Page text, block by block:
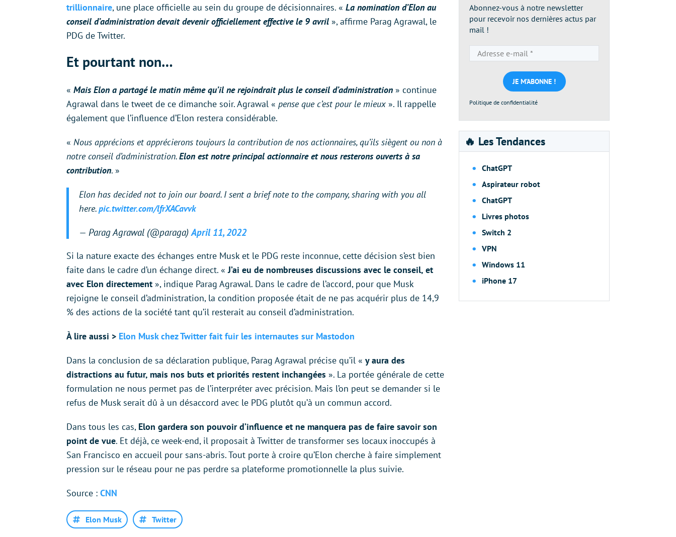
trillionnaire, une place officielle au sein du groupe de décisionnaires. « La nomination d’Elon au
conseil d’administration devait devenir officiellement effective le 9 avril », affirme Parag Agrawal, le
PDG de Twitter.
Et pourtant non…
« Mais Elon a partagé le matin même qu’il ne rejoindrait plus le conseil d’administration » continue
Agrawal dans le tweet de ce dimanche soir. Agrawal « pense que c’est pour le mieux ». Il rappelle
également que l’influence d’Elon restera considérable.
« Nous apprécions et apprécierons toujours la contribution de nos actionnaires, qu’ils siègent ou non à
notre conseil d’administration.Elon est notre principal actionnaire et nous resterons ouverts à sa
contribution. »
Elon has decided not to join our board. I sent a brief note to the company, sharing with you all
here.pic.twitter.com/lfrXACavvk
— Parag Agrawal (@paraga)April 11, 2022
Si la nature exacte des échanges entre Musk et le PDG reste inconnue, cette décision s’est bien
faite dans le cadre d’un échange direct. «J’ai eu de nombreuses discussions avec le conseil, et
avec Elon directement », indique Parag Agrawal. Dans le cadre de l’accord, pour que Musk
rejoigne le conseil d’administration, la condition proposée était de ne pas acquérir plus de 14,9
% des actions de la société tant qu’il resterait au conseil d’administration.
À lire aussi > Elon Musk chez Twitter fait fuir les internautes sur Mastodon
Dans la conclusion de sa déclaration publique, Parag Agrawal précise qu’il « y aura des
distractions au futur, mais nos buts et priorités restent inchangées ». La portée générale de cette
formulation ne nous permet pas de l’interpréter avec précision. Mais l’on peut se demander si le
refus de Musk serait dû à un désaccord avec le PDG plutôt qu’à un commun accord.
Dans tous les cas, Elon gardera son pouvoir d’influence et ne manquera pas de faire savoir son
point de vue. Et déjà, ce week-end, il proposait à Twitter de transformer ses locaux inoccupés à
San Francisco en accueil pour sans-abris. Tout porte à croire qu’Elon cherche à faire simplement
pression sur le réseau pour ne pas perdre sa plateforme promotionnelle la plus suivie.
Source : CNN
Elon Musk Twitter
Abonnez-vous à notre newsletter
pour recevoir nos dernières actus par
mail !
e-
mail
*
Politique de confidentialité
🔥 Les Tendances
ChatGPT
Aspirateur robot
ChatGPT
Livres photos
Switch 2
VPN
Windows 11
iPhone 17